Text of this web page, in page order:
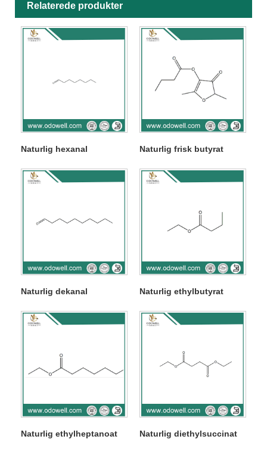
Relaterede produkter
Naturlig hexanal Naturlig frisk butyrat
Naturlig dekanal Naturlig ethylbutyrat
Naturlig ethylheptanoat Naturlig diethylsuccinat